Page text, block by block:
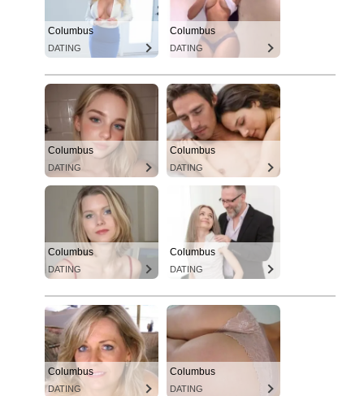
Columbus
DATING
Columbus
DATING
Columbus
DATING
Columbus
DATING
Columbus
DATING
Columbus
DATING
Columbus
DATING
Columbus
DATING